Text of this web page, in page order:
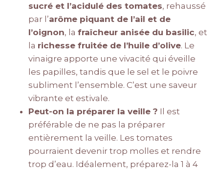
sucré et l’acidulé des tomates, rehaussé
par l’arôme piquant de l’ail et de
l’oignon, la fraîcheur anisée du basilic, et
la richesse fruitée de l’huile d’olive. Le
vinaigre apporte une vivacité qui éveille
les papilles, tandis que le sel et le poivre
subliment l’ensemble. C’est une saveur
vibrante et estivale.
Peut-on la préparer la veille ? Il est
préférable de ne pas la préparer
entièrement la veille. Les tomates
pourraient devenir trop molles et rendre
trop d’eau. Idéalement, préparez-la 1 à 4